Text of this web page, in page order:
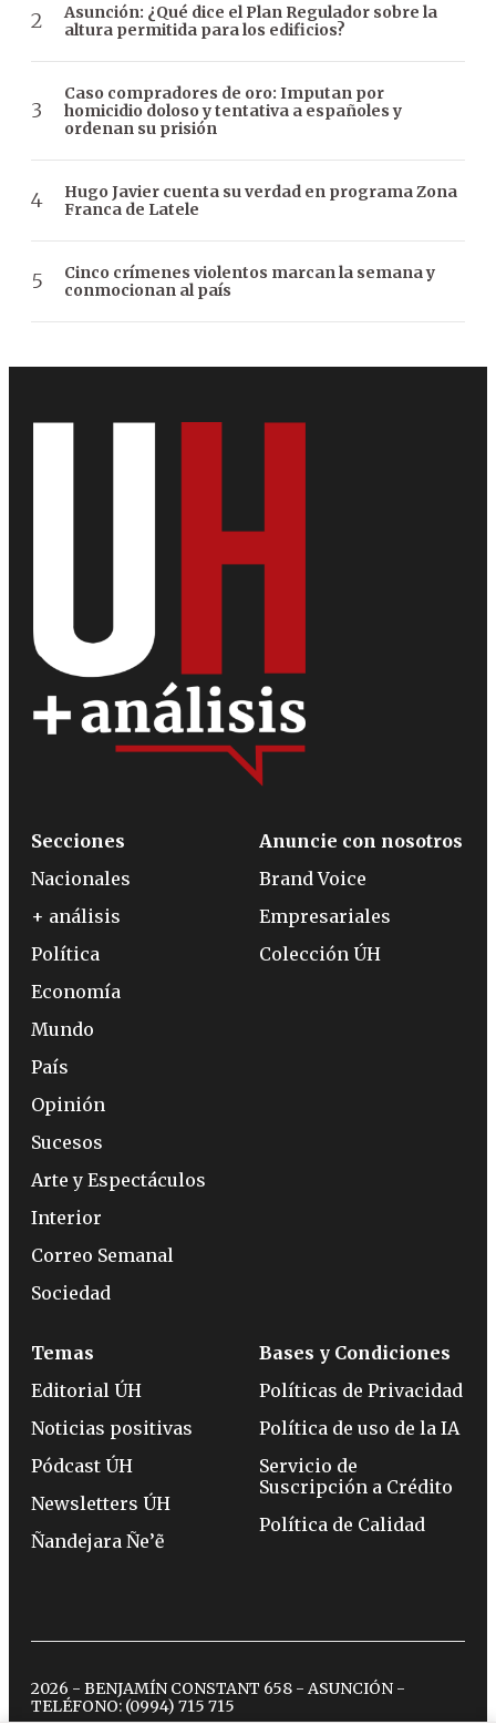
Asunción: ¿Qué dice el Plan Regulador sobre la
altura permitida para los edificios?
Caso compradores de oro: Imputan por
homicidio doloso y tentativa a españoles y
ordenan su prisión
Hugo Javier cuenta su verdad en programa Zona
Franca de Latele
Cinco crímenes violentos marcan la semana y
conmocionan al país
Secciones
Nacionales
+ análisis
Política
Economía
Mundo
País
Opinión
Sucesos
Arte y Espectáculos
Interior
Correo Semanal
Sociedad
Anuncie con nosotros
Brand Voice
Empresariales
Colección ÚH
Temas
Editorial ÚH
Noticias positivas
Pódcast ÚH
Newsletters ÚH
Ñandejara Ñe’ẽ
Bases y Condiciones
Políticas de Privacidad
Política de uso de la IA
Servicio de
Suscripción a Crédito
Política de Calidad
2026 - BENJAMÍN CONSTANT 658 - ASUNCIÓN -
TELÉFONO: (0994) 715 715